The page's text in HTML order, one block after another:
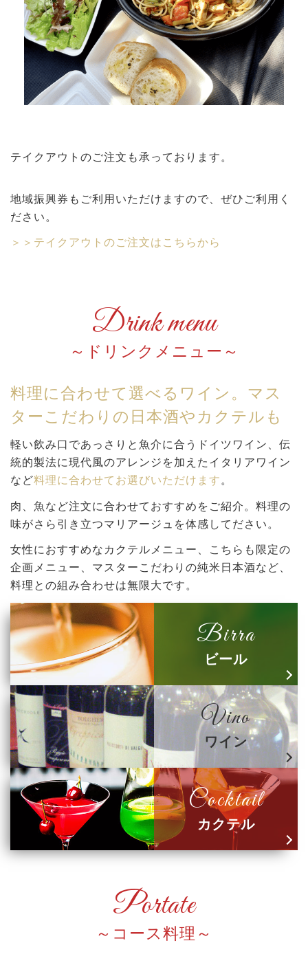
テイクアウトのご注文も承っております。
地域振興券もご利用いただけますので、ぜひご利用く
ださい。
＞＞テイクアウトのご注文はこちらから
Drink menu
ドリンクメニュー
料理に合わせて選べるワイン。マス
ターこだわりの日本酒やカクテルも
軽い飲み口であっさりと魚介に合うドイツワイン、伝
統的製法に現代風のアレンジを加えたイタリアワイン
など料理に合わせてお選びいただけます 。
肉、魚など注文に合わせておすすめをご紹介。料理の
味がさら引き立つマリアージュを体感してださい。
女性におすすめなカクテルメニュー、こちらも限定の
企画メニュー、マスターこだわりの純米日本酒など、
料理との組み合わせは無限大です。
Birra
ビール
Vino
ワイン
Cocktail
カクテル
Portate
コース料理